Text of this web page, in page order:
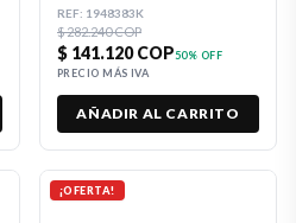
Caterpillar
REF: 1948383K
$ 282.240 COP
$ 141.120 COP50% OFF
PRECIO MÁS IVA
AÑADIR AL CARRITO
¡OFERTA!